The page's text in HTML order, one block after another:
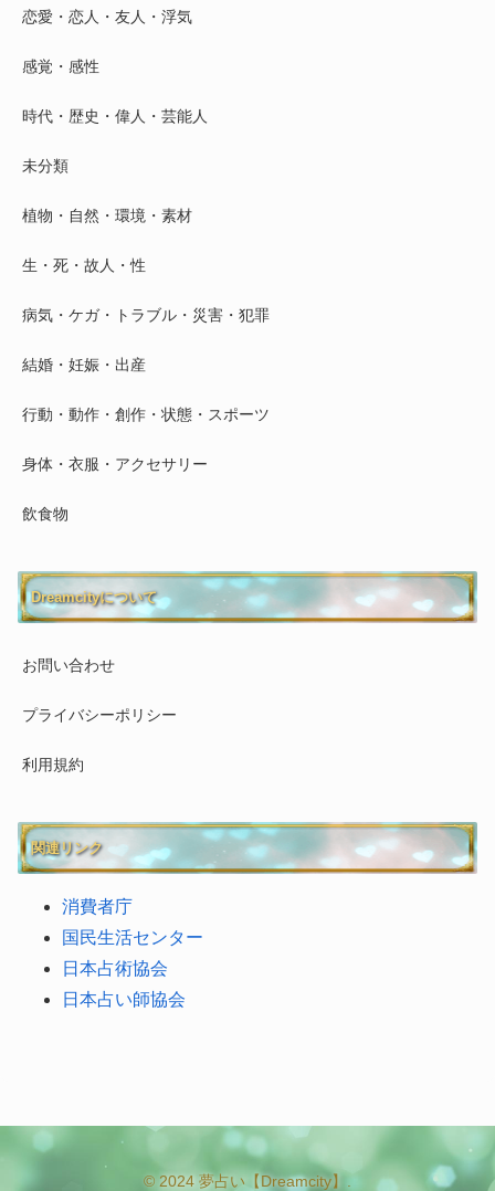
恋愛・恋人・友人・浮気
感覚・感性
時代・歴史・偉人・芸能人
未分類
植物・自然・環境・素材
生・死・故人・性
病気・ケガ・トラブル・災害・犯罪
結婚・妊娠・出産
行動・動作・創作・状態・スポーツ
身体・衣服・アクセサリー
飲食物
Dreamcityについて
お問い合わせ
プライバシーポリシー
利用規約
関連リンク
消費者庁
国民生活センター
日本占術協会
日本占い師協会
© 2024 夢占い【Dreamcity】.